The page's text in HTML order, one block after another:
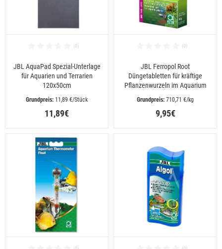
JBL AquaPad Spezial-Unterlage
für Aquarien und Terrarien
120x50cm
11,89 €/Stück
11,89€
JBL Ferropol Root
Düngetabletten für kräftige
Pflanzenwurzeln im Aquarium
710,71 €/kg
9,95€